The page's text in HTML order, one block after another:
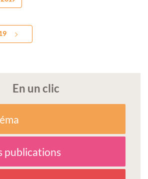
En un clic
publications